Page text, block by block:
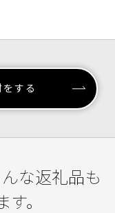
をする
な返礼品も
。